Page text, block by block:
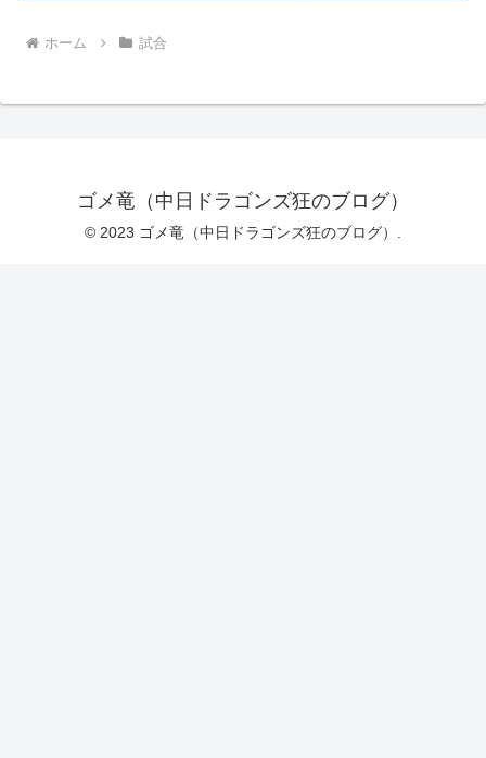
ホーム 試合
ゴメ竜（中日ドラゴンズ狂のブログ）
© 2023 ゴメ竜（中日ドラゴンズ狂のブログ）.